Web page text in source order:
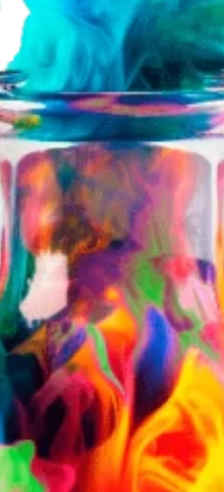
Я даю згоду на обробку персональних
даних
Зв’яжіться зі мною